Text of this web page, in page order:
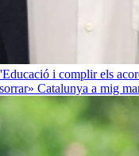
i complir els
Catalunya a mig